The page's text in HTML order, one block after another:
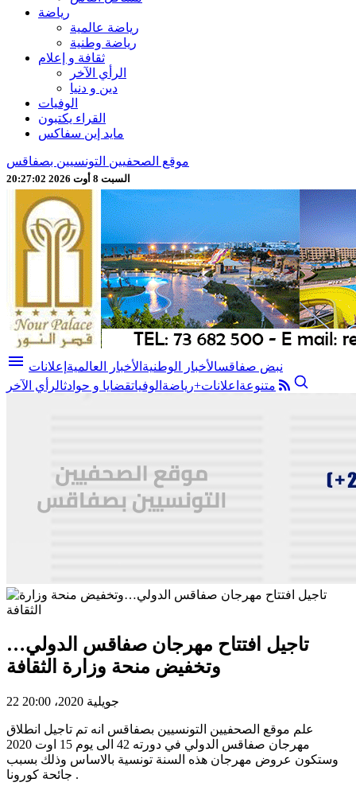
رياضة
رياضة عالمية
رياضة وطنية
ثقافة و إعلام
الرأي الآخر
دين و دنيا
الوفيات
القراء يكتبون
مايد إين سفاكس
موقع الصحفيين التونسيين بصفاقس
السبت 8 أوت 2026 20:27:04
menu نبض صفاقسالأخبار الوطنية الأخبار العالمية إعلانات
متنوعة اعلانات+رياضة الوفياتقضايا و حوادثالرأي الآخر
تاجيل افتتاح مهرجان صفاقس الدولي…
وتخفيض منحة وزارة الثقافة
22 جويلية 2020، 20:00
علم موقع الصحفيين التونسيين بصفاقس انه تم تاجيل انطلاق
مهرجان صفاقس الدولي في دورته 42 الى يوم 15 اوت 2020
وستكون عروض مهرجان هذه السنة تونسية بالاساس وذلك بسبب
جائحة كورونا .